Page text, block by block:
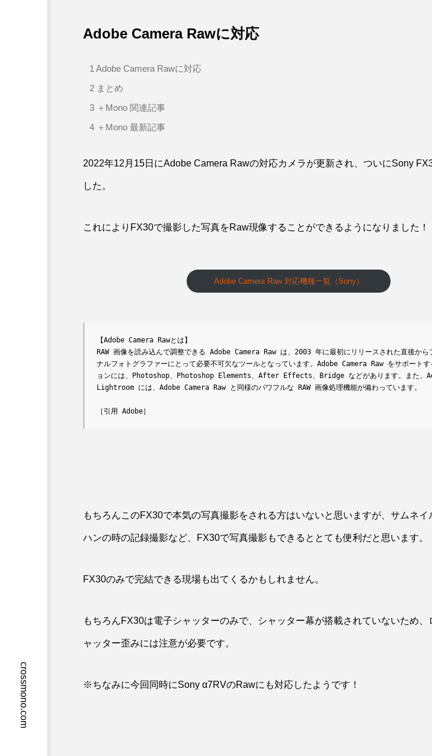
crossmono.com
Adobe Camera Rawに対応
1 Adobe Camera Rawに対応
2 まとめ
3 ＋Mono 関連記事
4 ＋Mono 最新記事
2022年12月15日にAdobe Camera Rawの対応カメラが更新され、ついにSony
した。
これによりFX30で撮影した写真をRaw現像することができるようになりました！
Adobe Camera Raw 対応機種一覧（Sony）
【Adobe Camera Rawとは】
RAW 画像を読み込んで調整できる Adobe Camera Raw は、2003 年に最初にリリースされた直後から
ナルフォトグラファーにとって必要不可欠なツールとなっています。Adobe Camera Raw をサポートす
ョンには、Photoshop、Photoshop Elements、After Effects、Bridge などがあります。また、
Lightroom には、Adobe Camera Raw と同様のパワフルな RAW 画像処理機能が備わっています。
［引用 Adobe］
もちろんこのFX30で本気の写真撮影をされる方はいないと思いますが、サムネイ
ハンの時の記録撮影など、FX30で写真撮影もできるととても便利だと思います。
FX30のみで完結できる現場も出てくるかもしれません。
もちろんFX30は電子シャッターのみで、シャッター幕が搭載されていないため、
ャッター歪みには注意が必要です。
※ちなみに今回同時にSony α7RVのRawにも対応したようです！